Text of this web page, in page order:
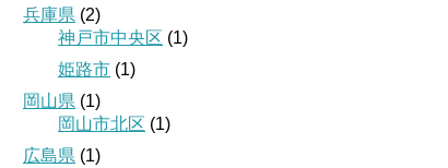
兵庫県 (2)
神戸市中央区 (1)
姫路市 (1)
岡山県 (1)
岡山市北区 (1)
広島県 (1)